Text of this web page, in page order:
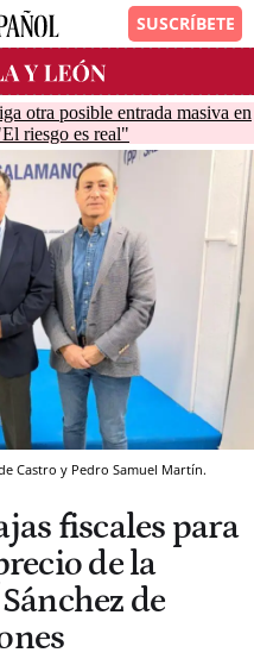
otra posible entrada masiva en
riesgo es real"
Castro y Pedro Samuel Martín.
fiscales para
de la
de